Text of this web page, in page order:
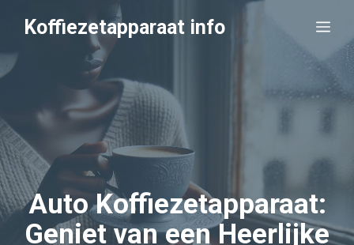
naar
de
inhoud
Koffiezetapparaat info
Auto Koffiezetapparaat:
Geniet van een Heerlijke